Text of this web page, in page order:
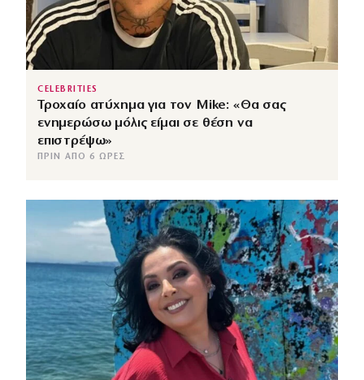
CELEBRITIES
Τροχαίο ατύχημα για τον Mike: «Θα σας
ενημερώσω μόλις είμαι σε θέση να
επιστρέψω»
ΠΡΙΝ ΑΠΌ 6 ΏΡΕΣ